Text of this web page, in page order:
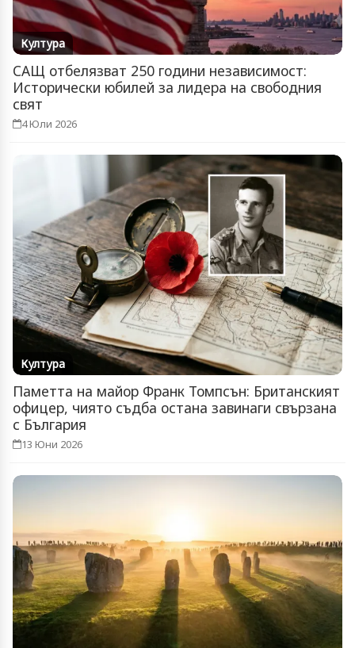
Култура
САЩ отбелязват 250 години независимост:
Исторически юбилей за лидера на свободния
свят
4 Юли 2026
Култура
Паметта на майор Франк Томпсън: Британският
офицер, чиято съдба остана завинаги свързана
с България
13 Юни 2026